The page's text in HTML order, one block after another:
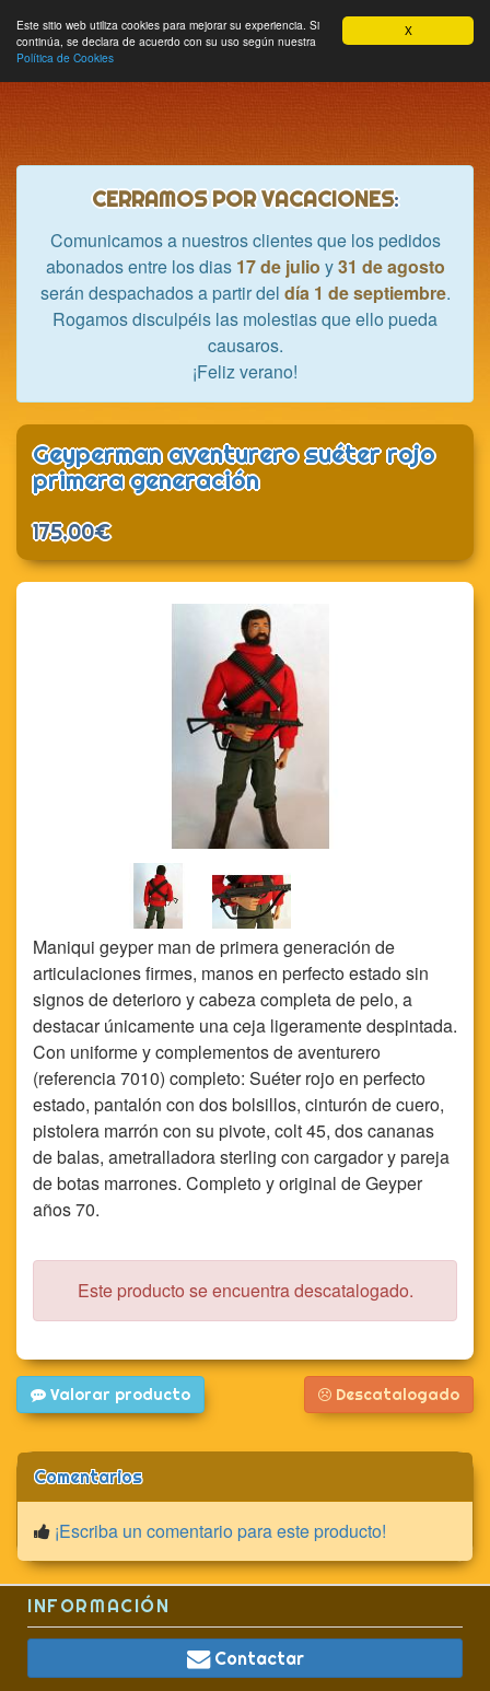
X
Este sitio web utiliza cookies para mejorar su experiencia. Si
continúa, se declara de acuerdo con su uso según nuestra
Política de Cookies
Hobbycrash Mi cuenta
CERRAMOS POR VACACIONES:
Comunicamos a nuestros clientes que los pedidos
abonados entre los dias 17 de julio y31 de agosto
serán despachados a partir del día 1 de septiembre.
Rogamos disculpéis las molestias que ello pueda
causaros.
¡Feliz verano!
Geyperman aventurero suéter rojo
primera generación
175,00€
Maniqui geyper man de primera generación de
articulaciones firmes, manos en perfecto estado sin
signos de deterioro y cabeza completa de pelo, a
destacar únicamente una ceja ligeramente despintada.
Con uniforme y complementos de aventurero
(referencia 7010) completo: Suéter rojo en perfecto
estado, pantalón con dos bolsillos, cinturón de cuero,
pistolera marrón con su pivote, colt 45, dos cananas
de balas, ametralladora sterling con cargador y pareja
de botas marrones. Completo y original de Geyper
años 70.
Este producto se encuentra descatalogado.
Valorar producto Descatalogado
Comentarios
¡Escriba un comentario para este producto!
INFORMACIÓN
Contactar